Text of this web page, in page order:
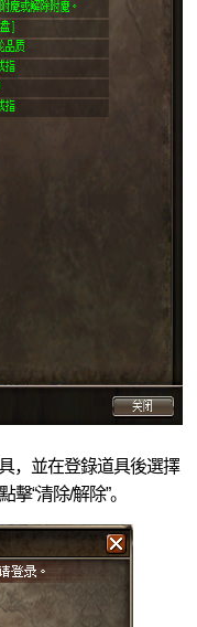
，並在登錄道具後選擇
“清除/解除”。